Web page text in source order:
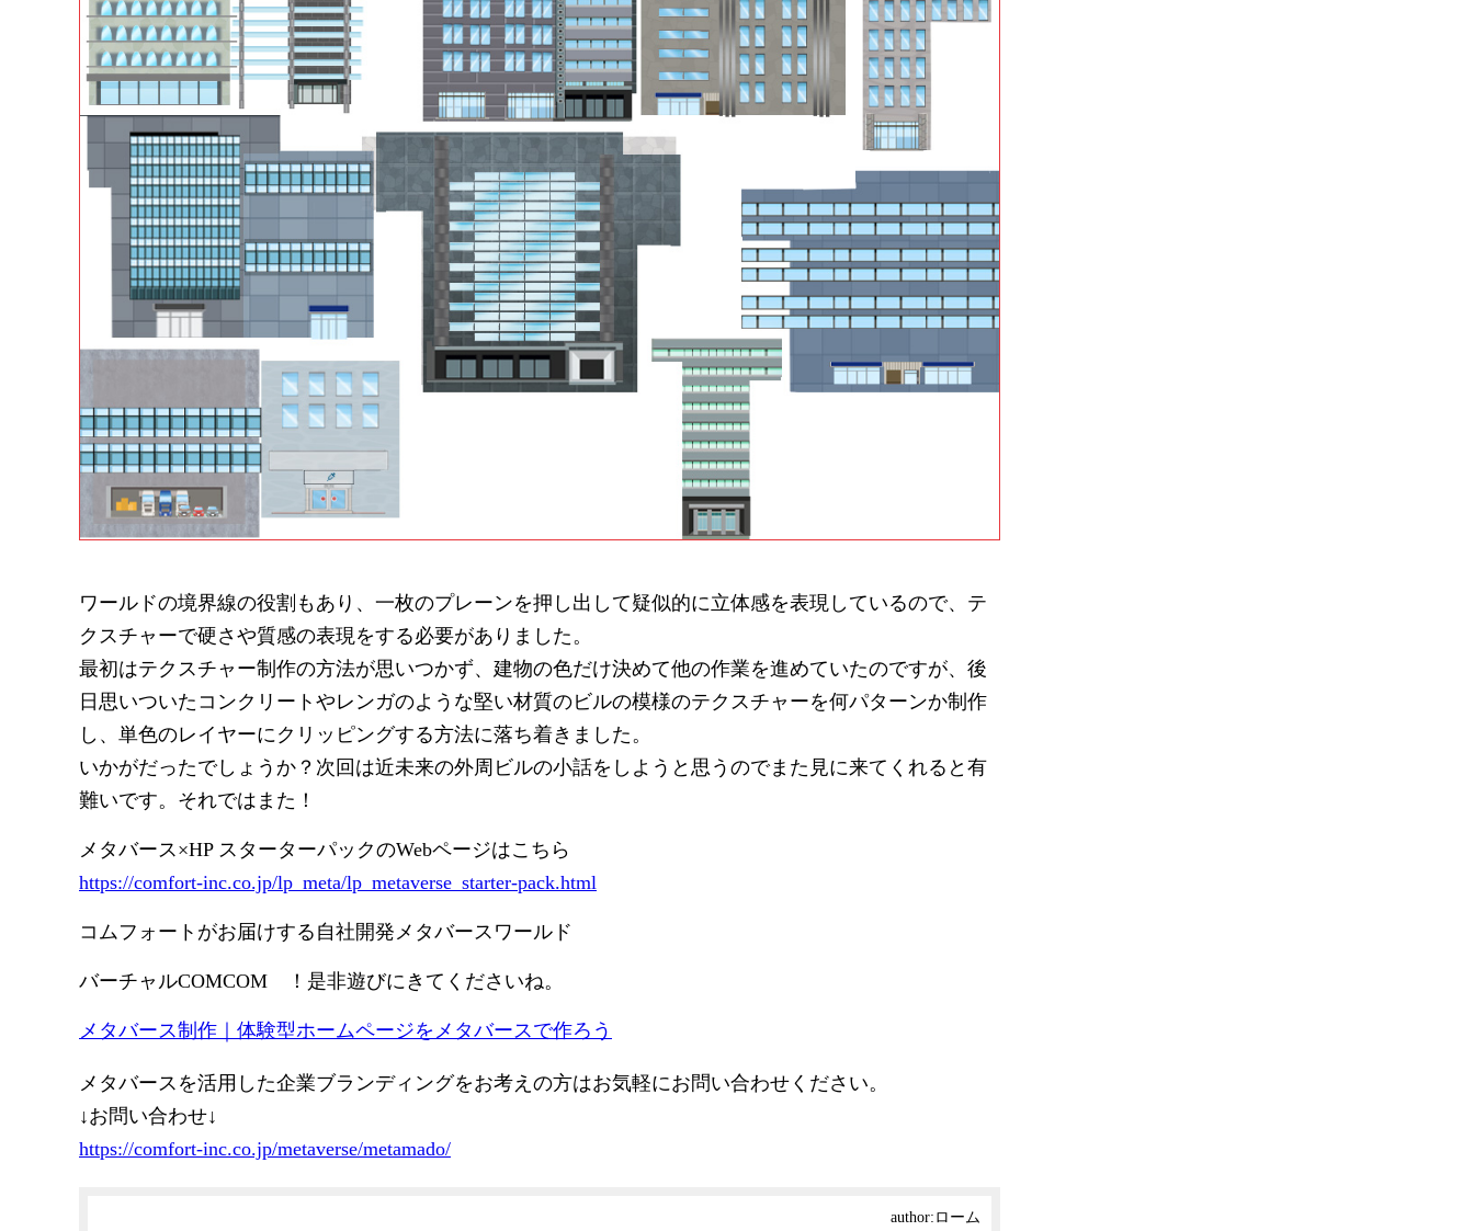
ワールドの境界線の役割もあり、一枚のプレーンを押し出して疑似的に立体感を表現しているので、テ
クスチャーで硬さや質感の表現をする必要がありました。
最初はテクスチャー制作の方法が思いつかず、建物の色だけ決めて他の作業を進めていたのですが、後
日思いついたコンクリートやレンガのような堅い材質のビルの模様のテクスチャーを何パターンか制作
し、単色のレイヤーにクリッピングする方法に落ち着きました。
いかがだったでしょうか？次回は近未来の外周ビルの小話をしようと思うのでまた見に来てくれると有
難いです。それではまた！
メタバース×HP スターターパックのWebページはこちら
https://comfort-inc.co.jp/lp_meta/lp_metaverse_starter-pack.html
コムフォートがお届けする自社開発メタバースワールド
バーチャルCOMCOM ！是非遊びにきてくださいね。
メタバース制作｜体験型ホームページをメタバースで作ろう
メタバースを活用した企業ブランディングをお考えの方はお気軽にお問い合わせください。
↓お問い合わせ↓
https://comfort-inc.co.jp/metaverse/metamado/
author: ローム